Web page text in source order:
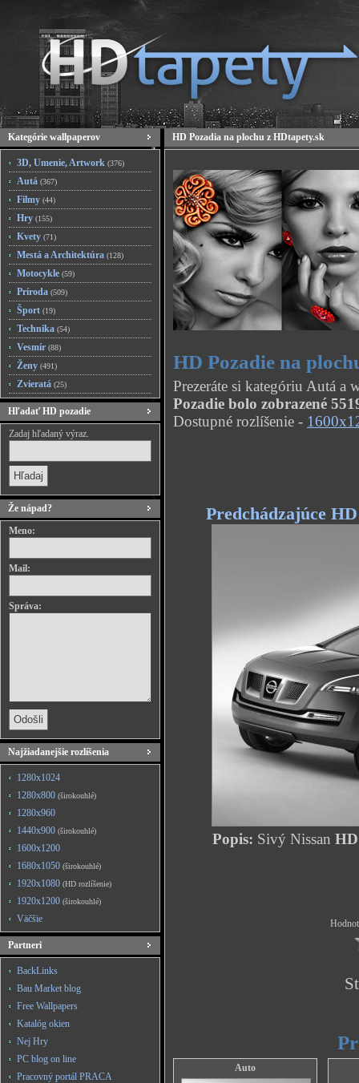
Kategórie wallpaperov
3D, Umenie, Artwork (376)
Autá (367)
Filmy (44)
Hry (155)
Kvety (71)
Mestá a Architektúra (128)
Motocykle (59)
Príroda (509)
Šport (19)
Technika (54)
Vesmír (88)
Ženy (491)
Zvieratá (25)
Hľadať HD pozadie
Zadaj hľadaný výraz.
Že nápad?
Meno:
Mail:
Správa:
Najžiadanejšie rozlíšenia
1280x1024
1280x800 (širokouhlé)
1280x960
1440x900 (širokouhlé)
1600x1200
1680x1050 (širokouhlé)
1920x1080 (HD rozlíšenie)
1920x1200 (širokouhlé)
Väčšie
Partneri
BackLinks
Bau Market blog
Free Wallpapers
Katalóg okien
Nej Hry
PC blog on line
Pracovný portál PRACA
HD Pozadia na plochu z HDtapety.sk
HD Pozadie na
Prezeráte si kategóriu Autá a
Pozadie bolo zobrazené
Dostupné rozlíšenie -
Predchádzajúce
Popis: Sivý Nissan
Auto